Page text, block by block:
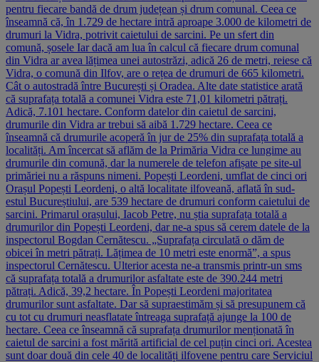
pentru fiecare bandă de drum județean și drum comunal. Ceea ce
înseamnă că, în 1.729 de hectare intră aproape 3.000 de kilometri de
drumuri la Vidra, potrivit caietului de sarcini. Pe un sfert din
comună, șosele Iar dacă am lua în calcul că fiecare drum comunal
din Vidra ar avea lățimea unei autostrăzi, adică 26 de metri, reiese că
Vidra, o comună din Ilfov, are o rețea de drumuri de 665 kilometri.
Cât o autostradă între București și Oradea. Alte date statistice arată
că suprafața totală a comunei Vidra este 71,01 kilometri pătrați.
Adică, 7.101 hectare. Conform datelor din caietul de sarcini,
drumurile din Vidra ar trebui să aibă 1.729 hectare. Ceea ce
înseamnă că drumurile acoperă în jur de 25% din suprafața totală a
localități. Am încercat să aflăm de la Primăria Vidra ce lungime au
drumurile din comună, dar la numerele de telefon afișate pe site-ul
primăriei nu a răspuns nimeni. Popești Leordeni, umflat de cinci ori
Orașul Popești Leordeni, o altă localitate ilfoveană, aflată în sud-
estul Bucureștiului, are 539 hectare de drumuri conform caietului de
sarcini. Primarul orașului, Iacob Petre, nu știa suprafața totală a
drumurilor din Popești Leordeni, dar ne-a spus să cerem datele de la
inspectorul Bogdan Cernătescu. „Suprafața circulată o dăm de
obicei în metri pătrați. Lățimea de 10 metri este enormă”, a spus
inspectorul Cernătescu. Ulterior acesta ne-a transmis printr-un sms
că suprafața totală a drumurilor asfaltate este de 390.244 metri
pătrați. Adică, 39,2 hectare. În Popești Leordeni majoritatea
drumurilor sunt asfaltate. Dar să supraestimăm și să presupunem că
cu tot cu drumuri neasflatate întreaga suprafață ajunge la 100 de
hectare. Ceea ce înseamnă că suprafața drumurilor menționată în
caietul de sarcini a fost mărită artificial de cel puțin cinci ori. Acestea
sunt doar două din cele 40 de localități ilfovene pentru care Serviciul